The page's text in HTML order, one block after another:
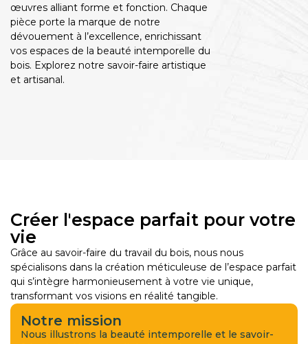
œuvres alliant forme et fonction. Chaque
pièce porte la marque de notre
dévouement à l’excellence, enrichissant
vos espaces de la beauté intemporelle du
bois. Explorez notre savoir-faire artistique
et artisanal.
Créer l'espace parfait pour votre
vie
Grâce au savoir-faire du travail du bois, nous nous
spécialisons dans la création méticuleuse de l’espace parfait
qui s’intègre harmonieusement à votre vie unique,
transformant vos visions en réalité tangible.
Notre mission
Nous illustrons la beauté intemporelle et le savoir-